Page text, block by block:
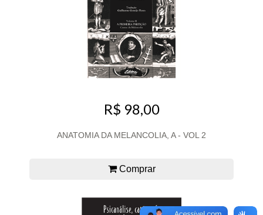
R$ 98,00
ANATOMIA DA MELANCOLIA, A - VOL 2
Comprar